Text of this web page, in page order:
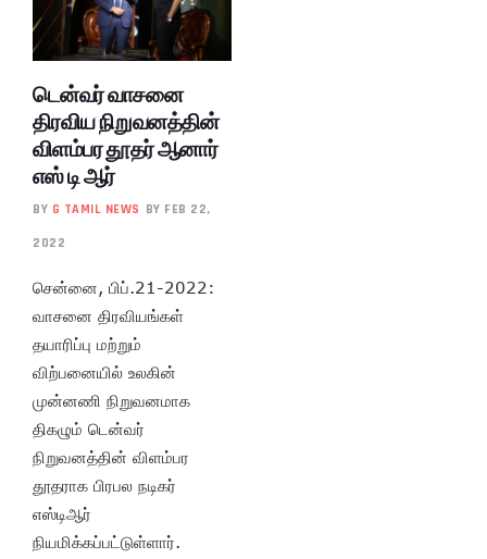
டென்வர் வாசனை
திரவிய நிறுவனத்தின்
விளம்பர தூதர் ஆனார்
எஸ் டி ஆர்
BY G TAMIL NEWS BY FEB 22,
2022
சென்னை, பிப்.21-2022:
வாசனை திரவியங்கள்
தயாரிப்பு மற்றும்
விற்பனையில் உலகின்
முன்னணி நிறுவனமாக
திகழும் டென்வர்
நிறுவனத்தின் விளம்பர
தூதராக பிரபல நடிகர்
எஸ்டிஆர்
நியமிக்கப்பட்டுள்ளார்.